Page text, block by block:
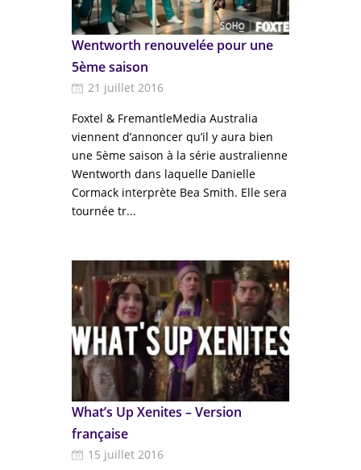
Wentworth renouvelée pour une
5ème saison
21 juillet 2016
Foxtel & FremantleMedia Australia
viennent d’annoncer qu’il y aura bien
une 5ème saison à la série australienne
Wentworth dans laquelle Danielle
Cormack interprète Bea Smith. Elle sera
tournée tr...
What’s Up Xenites – Version
française
15 juillet 2016